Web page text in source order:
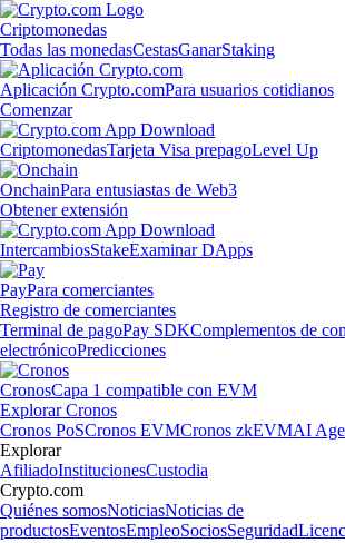
Criptomonedas
Todas las monedasCestasGanarStaking
Aplicación Crypto.comPara usuarios cotidianos
Comenzar
CriptomonedasTarjeta Visa prepagoLevel Up
OnchainPara entusiastas de Web3
Obtener extensión
IntercambiosStakeExaminar DApps
PayPara comerciantes
Registro de comerciantes
Terminal de pagoPay SDKComplementos de
electrónicoPredicciones
CronosCapa 1 compatible con EVM
Explorar Cronos
Cronos PoSCronos EVMCronos zkEVMAI
Explorar
AfiliadoInstitucionesCustodia
Crypto.com
Quiénes somosNoticiasNoticias de
productosEventosEmpleoSociosSeguridad